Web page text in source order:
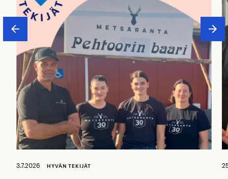
3.7.2026 HYVÄN TEKIJÄT